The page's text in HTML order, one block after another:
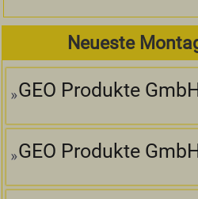
Neueste
GEO Produkte
GEO Produkte